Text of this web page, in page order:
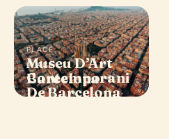
PLACE
Barcelona
PLACE
Museu D’Art
Contemporani
De Barcelona